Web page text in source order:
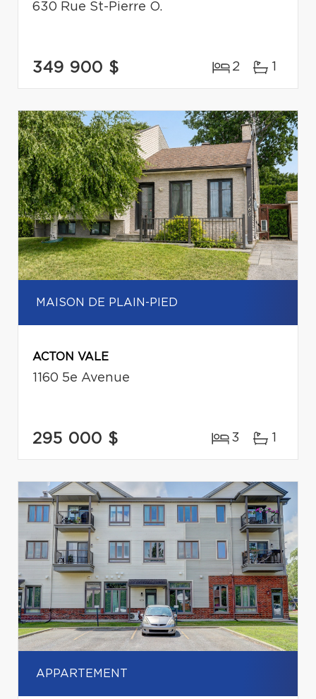
630 Rue St-Pierre O.
349 900 $ 2 1
MAISON DE PLAIN-PIED
ACTON VALE
1160 5e Avenue
295 000 $ 3 1
APPARTEMENT